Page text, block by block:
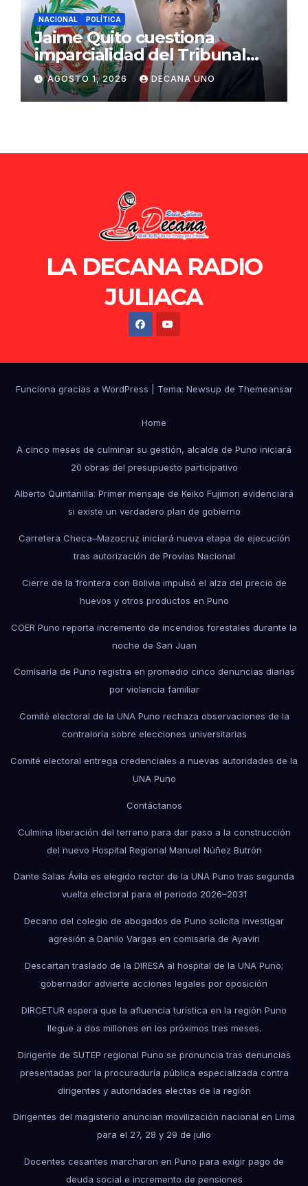
NACIONAL POLÍTICA
Jaime Quito cuestiona
imparcialidad del Tribunal
Constitucional tras liberación
de Ollanta Humala
AGOSTO 1, 2026 DECANA UNO
LA DECANA RADIO
JULIACA
Funciona gracias a WordPress Tema: Newsup de Themeansar
Home
A cinco meses de culminar su gestión, alcalde de Puno iniciará
20 obras del presupuesto participativo
Alberto Quintanilla: Primer mensaje de Keiko Fujimori evidenciará
si existe un verdadero plan de gobierno
Carretera Checa–Mazocruz iniciará nueva etapa de ejecución
tras autorización de Provías Nacional
Cierre de la frontera con Bolivia impulsó el alza del precio de
huevos y otros productos en Puno
COER Puno reporta incremento de incendios forestales durante la
noche de San Juan
Comisaría de Puno registra en promedio cinco denuncias diarias
por violencia familiar
Comité electoral de la UNA Puno rechaza observaciones de la
contraloría sobre elecciones universitarias
Comité electoral entrega credenciales a nuevas autoridades de la
UNA Puno
Contáctanos
Culmina liberación del terreno para dar paso a la construcción
del nuevo Hospital Regional Manuel Núñez Butrón
Dante Salas Ávila es elegido rector de la UNA Puno tras segunda
vuelta electoral para el periodo 2026–2031
Decano del colegio de abogados de Puno solicita investigar
agresión a Danilo Vargas en comisaría de Ayaviri
Descartan traslado de la DIRESA al hospital de la UNA Puno;
gobernador advierte acciones legales por oposición
DIRCETUR espera que la afluencia turística en la región Puno
llegue a dos millones en los próximos tres meses.
Dirigente de SUTEP regional Puno se pronuncia tras denuncias
presentadas por la procuraduría pública especializada contra
dirigentes y autoridades electas de la región
Dirigentes del magisterio anuncian movilización nacional en Lima
para el 27, 28 y 29 de julio
Docentes cesantes marcharon en Puno para exigir pago de
deuda social e incremento de pensiones